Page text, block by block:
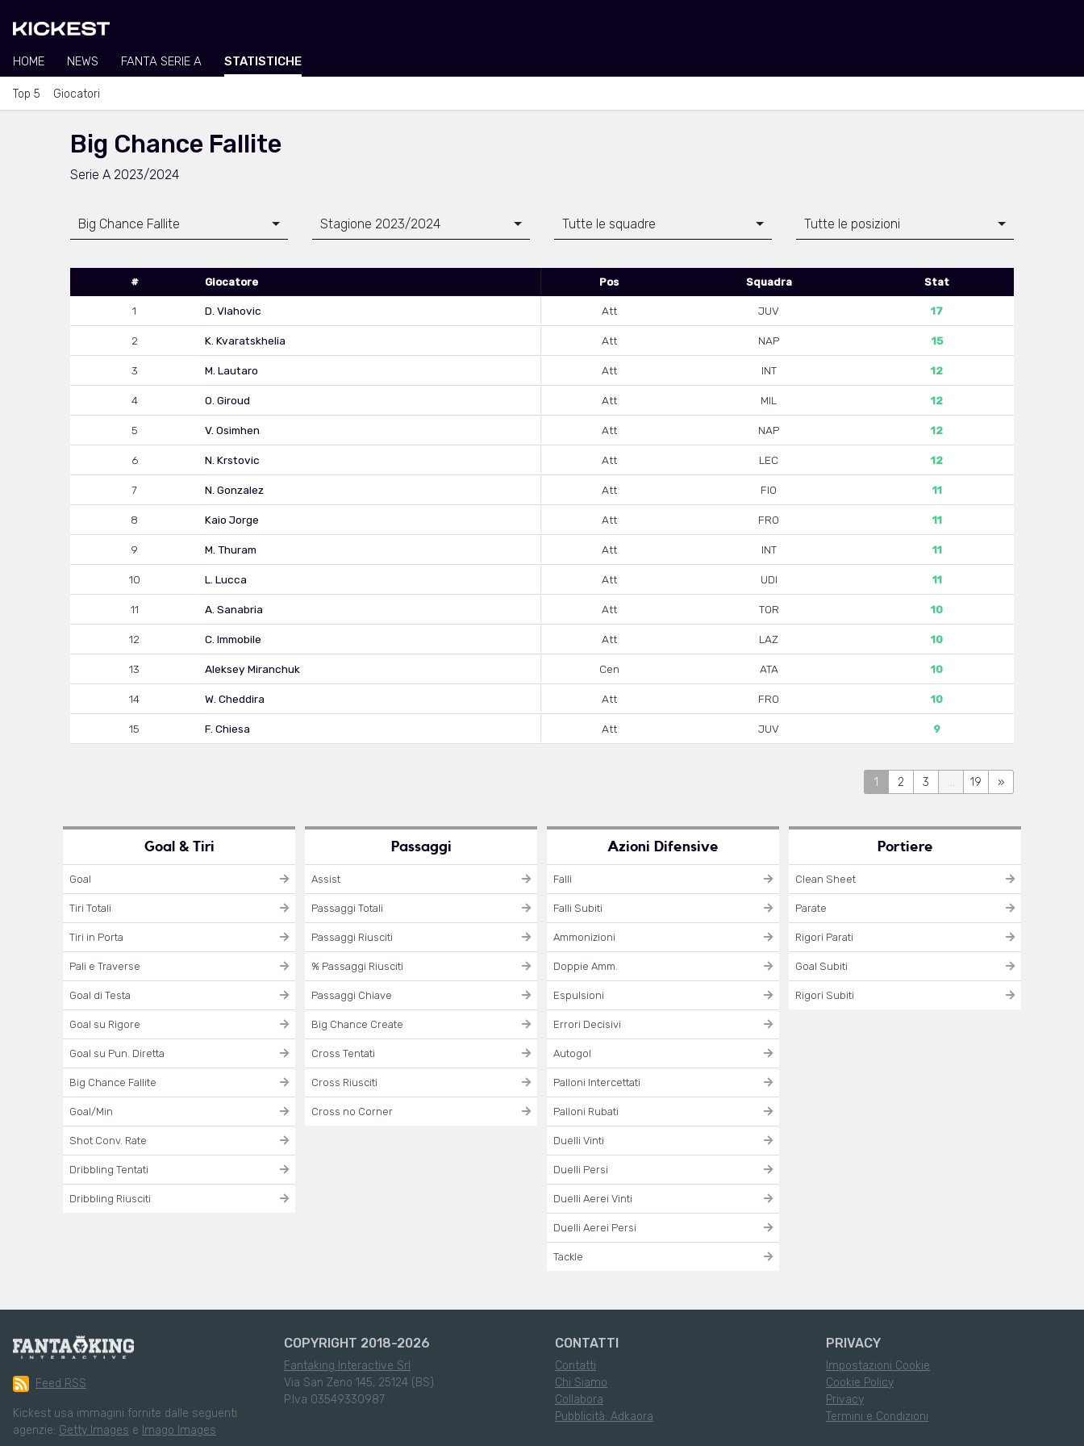
HOME NEWS FANTA SERIE A STATISTICHE
Top 5 Giocatori
Big Chance Fallite
Serie A 2023/2024
Big Chance Fallite Stagione 2023/2024 Tutte le squadre Tutte le posizioni
# Giocatore Pos Squadra Stat
1 D. Vlahovic Att JUV 17
2 K. Kvaratskhelia Att NAP 15
3 M. Lautaro Att INT 12
4 O. Giroud Att MIL 12
5 V. Osimhen Att NAP 12
6 N. Krstovic Att LEC 12
7 N. Gonzalez Att FIO 11
8 Kaio Jorge Att FRO 11
9 M. Thuram Att INT 11
10 L. Lucca Att UDI 11
11 A. Sanabria Att TOR 10
12 C. Immobile Att LAZ 10
13 Aleksey Miranchuk Cen ATA 10
14 W. Cheddira Att FRO 10
15 F. Chiesa Att JUV 9
1 2 3 ... 19 »
Goal & Tiri
Goal
Tiri Totali
Tiri in Porta
Pali e Traverse
Goal di Testa
Goal su Rigore
Goal su Pun. Diretta
Big Chance Fallite
Goal/Min
Shot Conv. Rate
Dribbling Tentati
Dribbling Riusciti
Passaggi
Assist
Passaggi Totali
Passaggi Riusciti
% Passaggi Riusciti
Passaggi Chiave
Big Chance Create
Cross Tentati
Cross Riusciti
Cross no Corner
Azioni Difensive
Falli
Falli Subiti
Ammonizioni
Doppie Amm.
Espulsioni
Errori Decisivi
Autogol
Palloni Intercettati
Palloni Rubati
Duelli Vinti
Duelli Persi
Duelli Aerei Vinti
Duelli Aerei Persi
Tackle
Portiere
Clean Sheet
Parate
Rigori Parati
Goal Subiti
Rigori Subiti
Feed RSS
Kickest usa immagini fornite dalle seguenti
agenzie: Getty Images e Imago Images
COPYRIGHT 2018-2026
Fantaking Interactive Srl
Via San Zeno 145, 25124 (BS)
P.Iva 03549330987
CONTATTI
Contatti
Chi Siamo
Collabora
Pubblicità: Adkaora
PRIVACY
Impostazioni Cookie
Cookie Policy
Privacy
Termini e Condizioni